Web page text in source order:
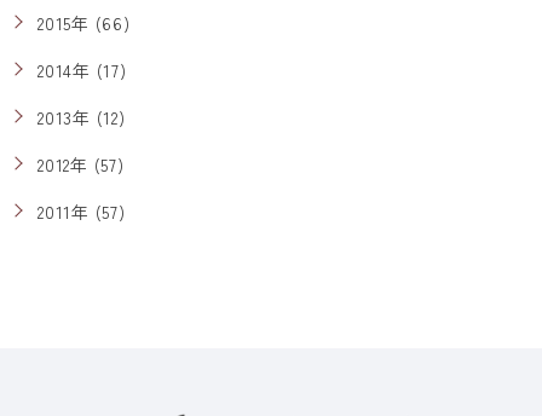
2015年 (66)
2014年 (17)
2013年 (12)
2012年 (57)
2011年 (57)